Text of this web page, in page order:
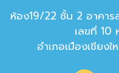
ห้อง19/22 ชั้น 2 อาคา
เลขที่ 10
อำเภอเมืองเชียง